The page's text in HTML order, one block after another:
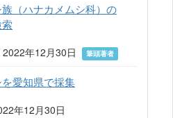
（ハナカメムシ科）の
年12月30日
筆頭著者
愛知県で採集
年12月30日